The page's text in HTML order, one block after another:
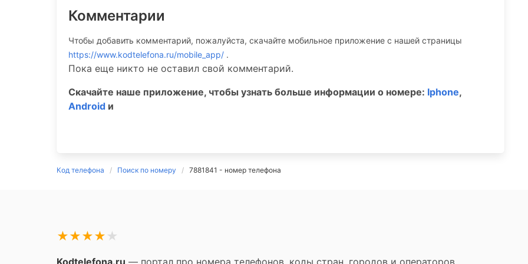
Комментарии
Чтобы добавить комментарий, пожалуйста, скачайте мобильное приложение c нашей страницы
https://www.kodtelefona.ru/mobile_app/ .
Пока еще никто не оставил свой комментарий.
Скачайте наше приложение, чтобы узнать больше информации о номере: Iphone,
Android и
Код телефона Поиск по номеру 7881841 - номер телефона
★
★
★
★
★
Kodtelefona.ru — портал про номера телефонов, коды стран, городов и операторов.